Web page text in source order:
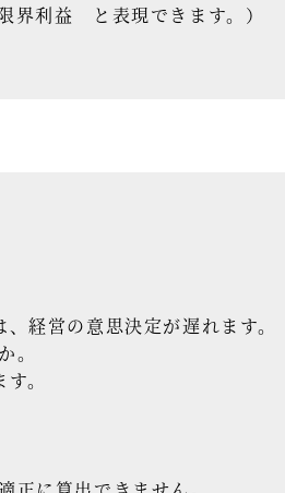
利益 と表現できます。）
経営の意思決定が遅れます。
。
。